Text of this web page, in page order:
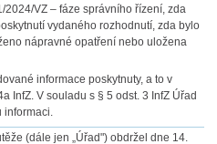
VZ – fáze správního řízení, zda
vydaného rozhodnutí, zda bylo
nápravné opatření nebo uložena
informace poskytnuty, a to v
InfZ. V souladu s § 5 odst. 3 InfZ Úřad
informaci.
(dále jen „Úřad") obdržel dne 14.